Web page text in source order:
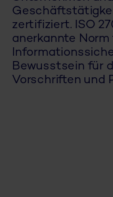
zertifiziert. ISO
anerkannte Norm
Bewusstsein für
Vorschriften und